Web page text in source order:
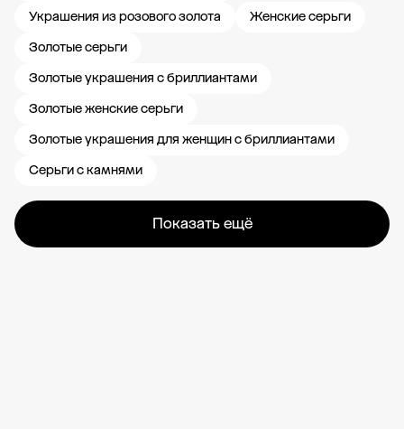
Украшения из розового золота
Женские серьги
Золотые серьги
Золотые украшения с бриллиантами
Золотые женские серьги
Золотые украшения для женщин с бриллиантами
Серьги с камнями
Показать ещё